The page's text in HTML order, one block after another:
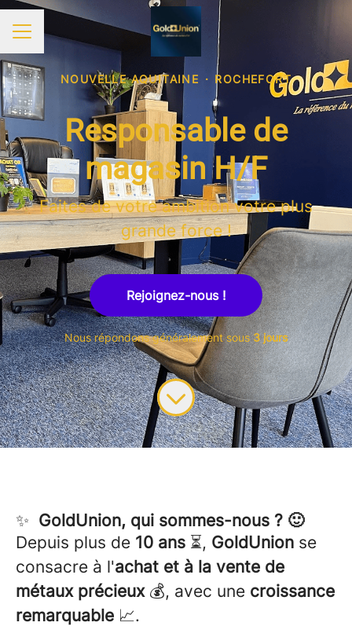
MENU CARRIÈRE
NOUVELLE AQUITAINE · ROCHEFORT
Responsable de
magasin H/F
Faites de votre ambition votre plus
grande force !
Rejoignez-nous !
Nous répondons généralement sous3 jours
✨ GoldUnion, qui sommes-nous ? 🙂
Depuis plus de 10 ans ⏳, GoldUnion se
consacre à l'achat et à la vente de
métaux précieux💰, avec une croissance
remarquable 📈.